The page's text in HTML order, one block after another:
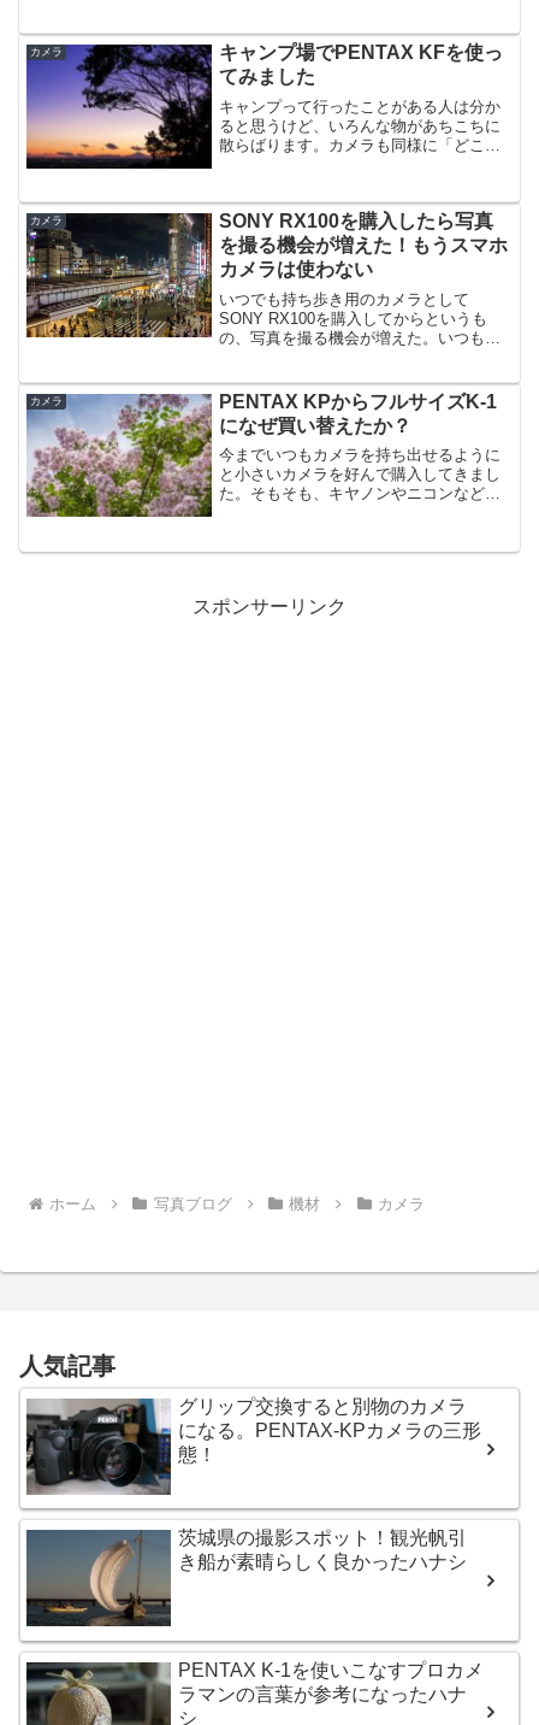
だろうと思います。そんななのに、のん
きに写真を...
カメラ
キャンプ場でPENTAX KFを使っ
てみました
キャンプって行ったことがある人は分か
ると思うけど、いろんな物があちこちに
散らばります。カメラも同様に「どこ置
うんですか、硬くて頑丈でアウトドア向
きなのでとても信頼で...
カメラ
SONY RX100を購入したら写真
を撮る機会が増えた！もうスマホ
カメラは使わない
いつでも持ち歩き用のカメラとして
SONY RX100を購入してからというも
の、写真を撮る機会が増えた。いつもカ
している。コンデジ嫌いで「記録として
撮るならスマホでいいじ...
カメラ
PENTAX KPからフルサイズK-1
になぜ買い替えたか？
今までいつもカメラを持ち出せるように
と小さいカメラを好んで購入してきまし
た。そもそも、キヤノンやニコンなどの
あるけど、小さいというのも大きな理由
スポンサーリンク
ホーム 写真ブログ 機材 カメラ
人気記事
グリップ交換すると別物のカメラ
になる。PENTAX-KPカメラの三形
態！
茨城県の撮影スポット！観光帆引
き船が素晴らしく良かったハナシ
PENTAX K-1を使いこなすプロカメ
ラマンの言葉が参考になったハナ
シ